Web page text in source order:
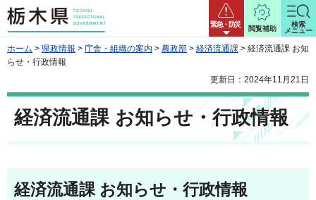
栃木県 緊急・防災
閲覧補助
検索
メニュー
ホーム > 県政情報 > 庁舎・組織の案内 > 農政部 > 経済流通課 > 経済流通課 お知
らせ・行政情報
更新日：2024年11月21日
経済流通課 お知らせ・行政情報
経済流通課 お知らせ・行政情報